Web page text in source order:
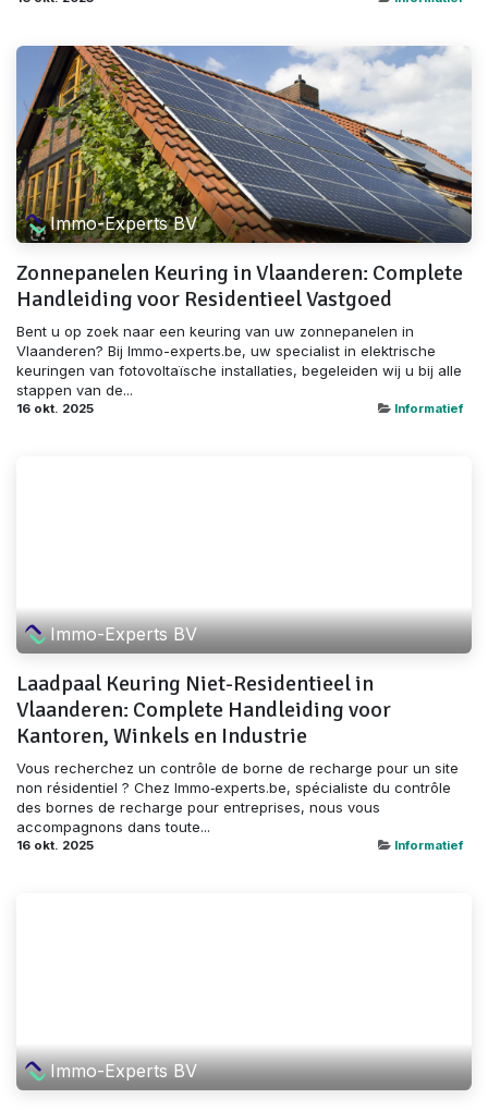
Immo-Experts BV
Zonnepanelen Keuring in Vlaanderen: Complete
Handleiding voor Residentieel Vastgoed
Bent u op zoek naar een keuring van uw zonnepanelen in
Vlaanderen? Bij Immo-experts.be, uw specialist in elektrische
keuringen van fotovoltaïsche installaties, begeleiden wij u bij alle
stappen van de...
16 okt. 2025 Informatief
Immo-Experts BV
Laadpaal Keuring Niet-Residentieel in
Vlaanderen: Complete Handleiding voor
Kantoren, Winkels en Industrie
Vous recherchez un contrôle de borne de recharge pour un site
non résidentiel ? Chez Immo‑experts.be, spécialiste du contrôle
des bornes de recharge pour entreprises, nous vous
accompagnons dans toute...
16 okt. 2025 Informatief
Immo-Experts BV